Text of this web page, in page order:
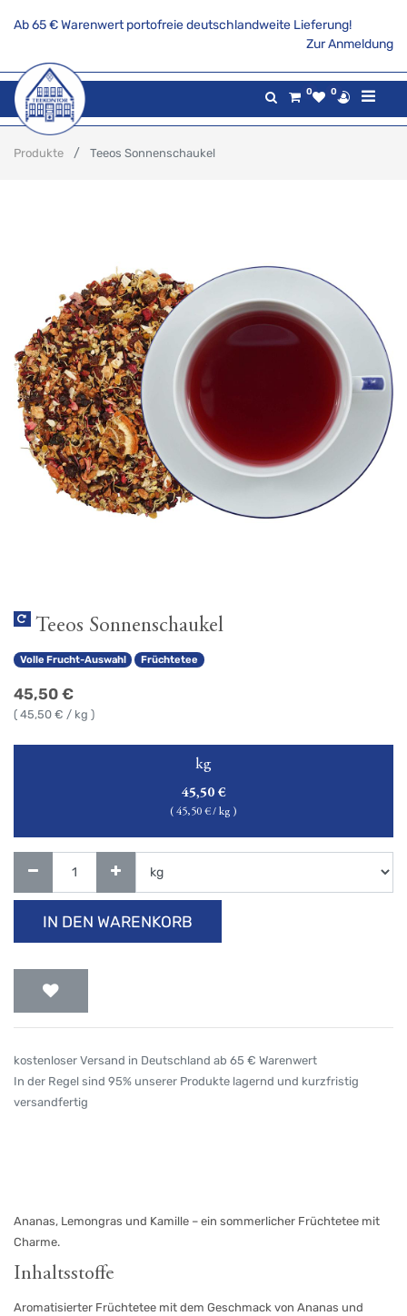
Ab 65 € Warenwert portofreie deutschlandweite Lieferung!
Zur Anmeldung
0 0
Produkte Teeos Sonnenschaukel
Teeos Sonnenschaukel
Volle Frucht-Auswahl Früchtetee
45,50 €
( 45,50 € / kg )
kg
45,50 €
( 45,50 € / kg )
IN DEN WARENKORB
kostenloser Versand in Deutschland ab 65 € Warenwert
In der Regel sind 95% unserer Produkte lagernd und kurzfristig
versandfertig
Ananas, Lemongras und Kamille – ein sommerlicher Früchtetee mit
Charme.
Inhaltsstoffe
Aromatisierter Früchtetee mit dem Geschmack von Ananas und